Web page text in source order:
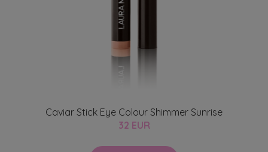
Caviar Stick Eye Colour Shimmer Sunrise
32 EUR